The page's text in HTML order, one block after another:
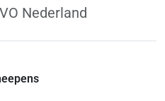
Nederland